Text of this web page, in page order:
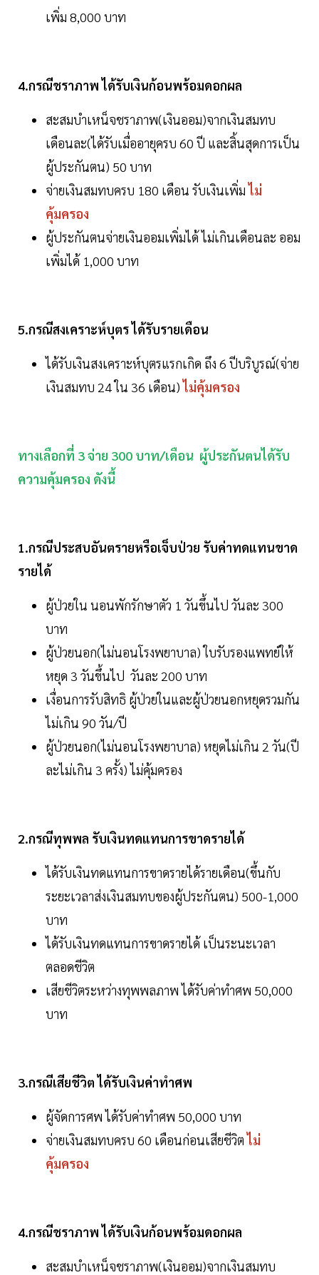
เพิ่ม 8,000 บาท
4.กรณีชราภาพ ได้รับเงินก้อนพร้อมดอกผล
สะสมบำเหน็จชราภาพ(เงินออม)จากเงินสมทบ
เดือนละ(ได้รับเมื่ออายุครบ 60 ปี และสิ้นสุดการเป็น
ผู้ประกันตน) 50 บาท
จ่ายเงินสมทบครบ 180 เดือน รับเงินเพิ่มไม่
คุ้มครอง
ผู้ประกันตนจ่ายเงินออมเพิ่มได้ ไม่เกินเดือนละ ออม
เพิ่มได้ 1,000 บาท
5.กรณีสงเคราะห์บุตร ได้รับรายเดือน
ได้รับเงินสงเคราะห์บุตรแรกเกิด ถึง 6 ปีบริบูรณ์(จ่าย
เงินสมทบ 24 ใน 36 เดือน)ไม่คุ้มครอง
ทางเลือกที่ 3 จ่าย 300 บาท/เดือน ผู้ประกันตนได้รับ
ความคุ้มครอง ดังนี้
1.กรณีประสบอันตรายหรือเจ็บป่วย รับค่าทดแทนขาด
รายได้
ผู้ป่วยใน นอนพักรักษาตัว 1 วันขึ้นไป วันละ 300
บาท
ผู้ป่วยนอก(ไม่นอนโรงพยาบาล) ใบรับรองแพทย์ให้
หยุด 3 วันขึ้นไป วันละ 200 บาท
เงื่อนการรับสิทธิ ผู้ป่วยในและผู้ป่วยนอกหยุดรวมกัน
ไม่เกิน 90 วัน/ปี
ผู้ป่วยนอก(ไม่นอนโรงพยาบาล) หยุดไม่เกิน 2 วัน(ปี
ละไม่เกิน 3 ครั้ง) ไม่คุ้มครอง
2.กรณีทุพพล รับเงินทดแทนการขาดรายได้
ได้รับเงินทดแทนการขาดรายได้รายเดือน(ขึ้นกับ
ระยะเวลาส่งเงินสมทบของผู้ประกันตน) 500-1,000
บาท
ได้รับเงินทดแทนการขาดรายได้ เป็นระนะเวลา
ตลอดชีวิต
เสียชีวิตระหว่างทุพพลภาพ ได้รับค่าทำศพ 50,000
บาท
3.กรณีเสียชีวิต ได้รับเงินค่าทำศพ
ผู้จัดการศพ ได้รับค่าทำศพ 50,000 บาท
จ่ายเงินสมทบครบ 60 เดือนก่อนเสียชีวิตไม่
คุ้มครอง
4.กรณีชราภาพ ได้รับเงินก้อนพร้อมดอกผล
สะสมบำเหน็จชราภาพ(เงินออม)จากเงินสมทบ